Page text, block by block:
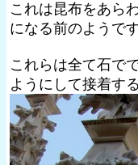
これは昆布をあら
になる前のようです
これらは全て石で
ようにして接着す